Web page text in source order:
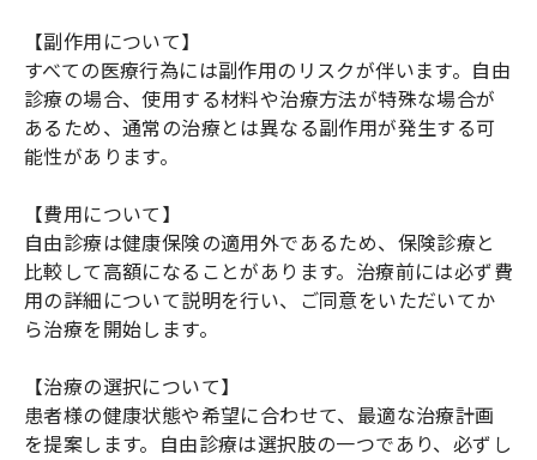
【副作用について】
すべての医療行為には副作用のリスクが伴います。自由
診療の場合、使用する材料や治療方法が特殊な場合が
あるため、通常の治療とは異なる副作用が発生する可
能性があります。
【費用について】
自由診療は健康保険の適用外であるため、保険診療と
比較して高額になることがあります。治療前には必ず費
用の詳細について説明を行い、ご同意をいただいてか
ら治療を開始します。
【治療の選択について】
患者様の健康状態や希望に合わせて、最適な治療計画
を提案します。自由診療は選択肢の一つであり、必ずし